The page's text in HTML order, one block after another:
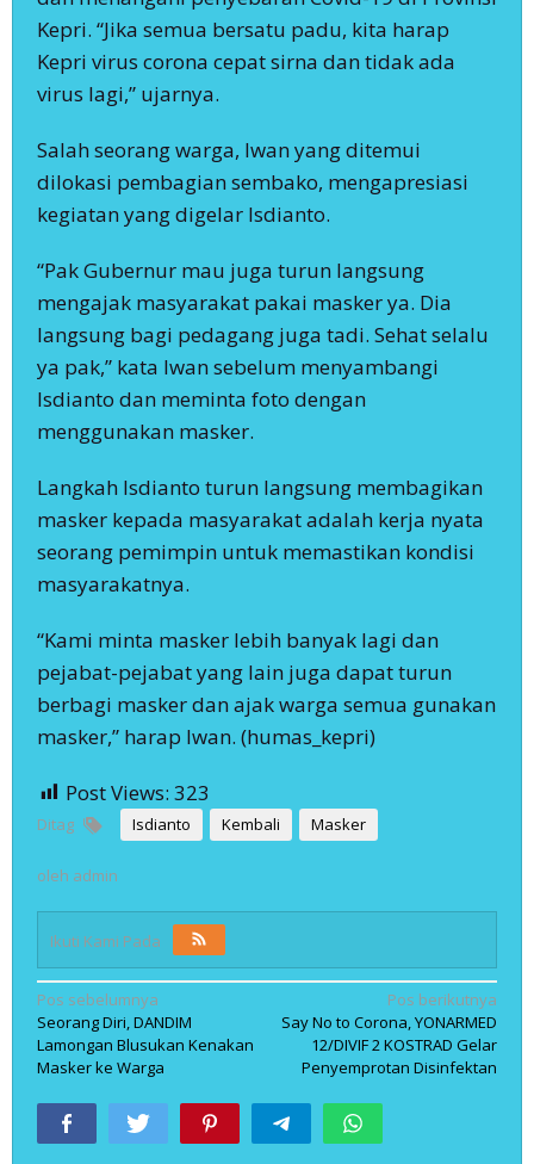
Kepri. “Jika semua bersatu padu, kita harap
Kepri virus corona cepat sirna dan tidak ada
virus lagi,” ujarnya.
Salah seorang warga, Iwan yang ditemui
dilokasi pembagian sembako, mengapresiasi
kegiatan yang digelar Isdianto.
“Pak Gubernur mau juga turun langsung
mengajak masyarakat pakai masker ya. Dia
langsung bagi pedagang juga tadi. Sehat selalu
ya pak,” kata Iwan sebelum menyambangi
Isdianto dan meminta foto dengan
menggunakan masker.
Langkah Isdianto turun langsung membagikan
masker kepada masyarakat adalah kerja nyata
seorang pemimpin untuk memastikan kondisi
masyarakatnya.
“Kami minta masker lebih banyak lagi dan
pejabat-pejabat yang lain juga dapat turun
berbagi masker dan ajak warga semua gunakan
masker,” harap Iwan. (humas_kepri)
Post Views: 323
Ditag Isdianto Kembali Masker
oleh admin
Ikuti Kami Pada
Navigasi
pos
Pos sebelumnya
Seorang Diri, DANDIM
Lamongan Blusukan Kenakan
Masker ke Warga
Pos berikutnya
Say No to Corona, YONARMED
12/DIVIF 2 KOSTRAD Gelar
Penyemprotan Disinfektan